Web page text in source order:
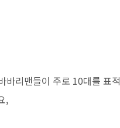
바리맨들이 주로 10대를 표적
,